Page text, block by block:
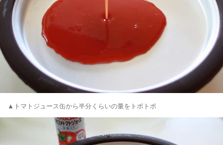
▲トマトジュース缶から半分くらいの量をトポトポ